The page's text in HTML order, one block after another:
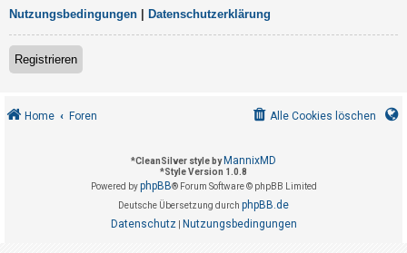
U
n
e
Nutzungsbedingungen Datenschutzerklärung
Registrieren
Home Foren Alle Cookies löschen
*CleanSilver style by MannixMD
*Style Version 1.0.8
Powered byphpBB® Forum Software © phpBB Limited
Deutsche Übersetzung durch phpBB.de
Datenschutz| Nutzungsbedingungen